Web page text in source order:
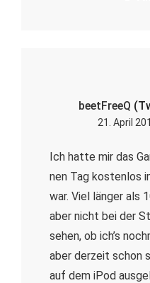
beetFreeQ
21. April
Ich hatte mir das
nen Tag kostenlos
war. Viel länger als
aber nicht bei der
sehen, ob ich’s
aber derzeit schon
auf dem iPod